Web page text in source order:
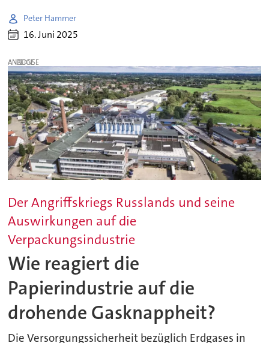
Peter Hammer
16. Juni 2025
ANZEIGE
Der Angriffskriegs Russlands und seine
Auswirkungen auf die
Verpackungsindustrie
Wie reagiert die
Papierindustrie auf die
drohende Gasknappheit?
Die Versorgungssicherheit bezüglich Erdgases in